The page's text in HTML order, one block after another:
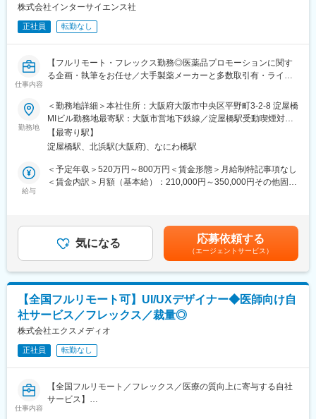
マーケティング会社の代表がタッグを組み「矯正を通じて笑顔に
なる人を増やしたい」という志によって生まれたブランドです。
『高額でハードルが高い』という従来のイメージを変え、多くの
方の歯の悩みを解決したいとブランドを育ててきた結果、既に10
万人以上の患者様が笑顔になるお手伝いをしてきました。
2022年6月にマーケティングに特化した子会社である
SheepMedical Technologies株式会社を設立、また同年9月にはク
設立し、キレイライン矯正だけにとどまらず幅広い歯科の領域で
患者様を笑顔にするサービスを展開しております。
変更の範囲：会社の定める業務
株式会社インターサイエンス社
正社員 転勤なし
仕事内容
【フルリモート・フレックス勤務◎医薬品プロモーションに関す
る企画・執筆をお任せ／大手製薬メーカーと多数取引有・ライタ
【はじめに】
本求人はメディカルライターの募集です。医薬品に関する資料
（パンフレットや冊子など）の企画～制作までをお任せします。
※薬効・薬理作用・成分解説などが書かれた製品情報などのプロモ
ーションです。
■原稿作成に必要な情報収集：
医学文献検索、お医者様や患者様へのインタビュー、座談会開
催、学会取材などから情報を収集いただきます。
やすく、科学的に正しく作成いただきます。
【取り扱い製品例】
■医療用医薬品の製品情報概要
■効果効能や臨床試験等のパンフレット
■座談会等の記録集
■MRの研修テキスト
■患者向け説明冊子
■Webサイトをはじめとする各種デジタル資材等
勤務地
＜勤務地詳細＞本社住所：大阪府大阪市中央区平野町3-2-8 淀屋橋
MIビル勤務地最寄駅：大阪市営地下鉄線／淀屋橋駅受動喫煙対
策：屋内全面禁煙変更の範囲：会社の定める事業所（リモートワ
ーク含む）
【最寄り駅】
淀屋橋駅、北浜駅(大阪府)、なにわ橋駅
給与
＜予定年収＞520万円～800万円＜賃金形態＞月給制特記事項なし
＜賃金内訳＞月額（基本給）：210,000円～350,000円その他固定
昇給：有（年4回人事考課がありますが、原則評価が下がることは
ありません）賃金はあくまでも目安の金額であり、選考を通じて
上下する可能性があります。月給(月額)は固定手当を含めた表記で
す。
気になる 応募依頼する
（エージェントサービス）
【全国フルリモート可】UI/UXデザイナー◆医師向け自
社サービス／フレックス／裁量◎
株式会社エクスメディオ
正社員 転勤なし
仕事内容
【全国フルリモート／フレックス／医療の質向上に寄与する自社
サービス】